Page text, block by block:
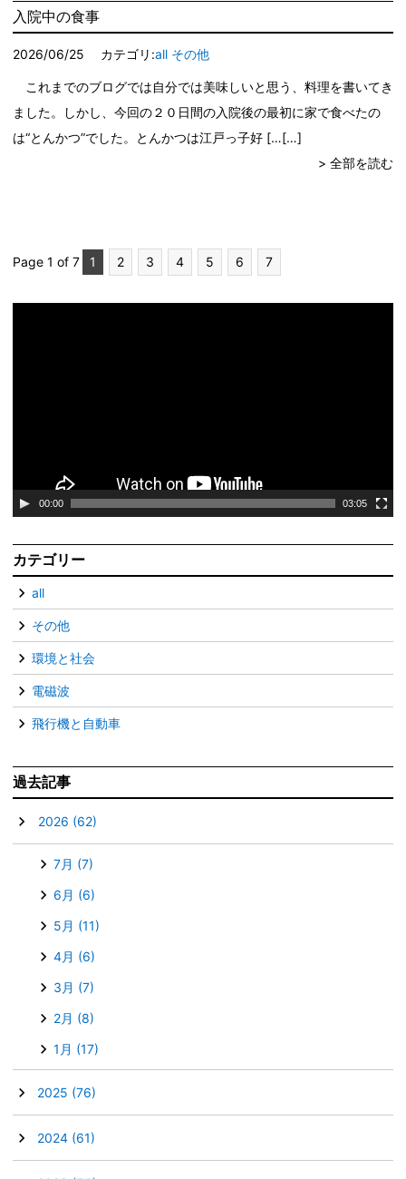
入院中の食事
2026/06/25 カテゴリ:all その他
これまでのブログでは自分では美味しいと思う、料理を書いてき
ました。しかし、今回の２０日間の入院後の最初に家で食べたの
は“とんかつ”でした。とんかつは江戸っ子好 […
> 全部を読む
Page 1 of 7 1 2 3 4 5 6 7
00:00 03:05
カテゴリー
all
その他
環境と社会
電磁波
飛行機と自動車
過去記事
2026 (62)
7月 (7)
6月 (6)
5月 (11)
4月 (6)
3月 (7)
2月 (8)
1月 (17)
2025 (76)
2024 (61)